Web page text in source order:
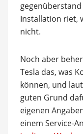
Installation riet,
nicht.
Noch aber
Tesla das, was
können, und
guten Grund
eigenen
einem Service-